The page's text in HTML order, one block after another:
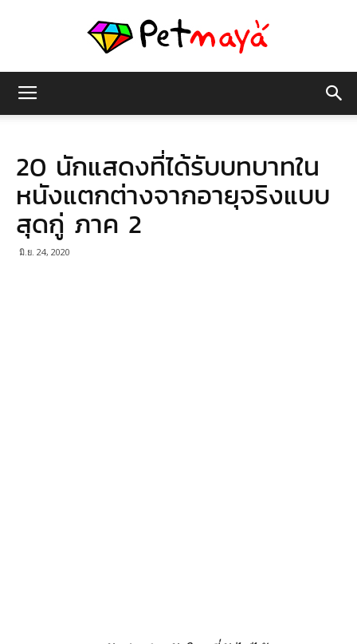
มายา
20 นักแสดงที่ได้รับบทบาทใน
หนังแตกต่างจากอายุจริงแบบ
สุดกู่ ภาค 2
มิ.ย. 24, 2020